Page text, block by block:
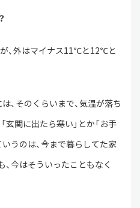
が、外はマイナス11℃と12℃と
は、そのくらいまで、気温が落ち
玄関に出たら寒い」とか「お手
うのは、今まで暮らしてた家
今はそういったこともなく